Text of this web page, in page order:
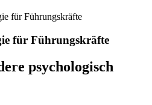
für Führungskräfte
für Führungskräfte
psychologisch